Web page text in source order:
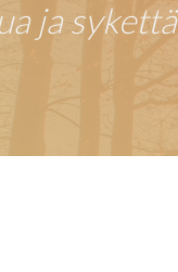
ja